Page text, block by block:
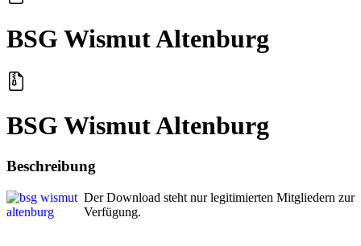
BSG Wismut Altenburg
BSG Wismut Altenburg
Beschreibung
Der Download steht nur legitimierten Mitgliedern zur
Verfügung.